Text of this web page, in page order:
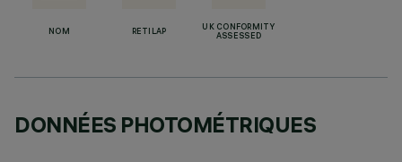
NOM RETILAP
UK CONFORMITY
ASSESSED
DONNÉES PHOTOMÉTRIQUES